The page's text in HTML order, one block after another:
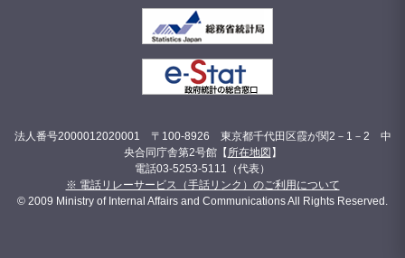
法人番号2000012020001 〒100-8926 東京都千代田区霞が関2－1－2 中
央合同庁舎第2号館【 所在地図 】
電話03-5253-5111（代表）
※ 電話リレーサービス（手話リンク）のご利用について
© 2009 Ministry of Internal Affairs and Communications All Rights Reserved.